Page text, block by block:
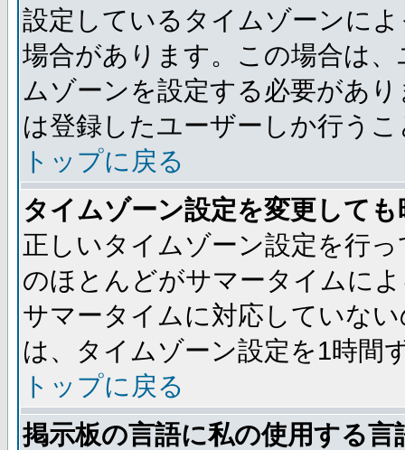
設定しているタイムゾーンに
場合があります。この場合は
ムゾーンを設定する必要があ
は登録したユーザーしか行う
トップに戻る
タイムゾーン設定を変更して
正しいタイムゾーン設定を行
のほとんどがサマータイムに
サマータイムに対応していな
は、タイムゾーン設定を1時間
トップに戻る
掲示板の言語に私の使用する